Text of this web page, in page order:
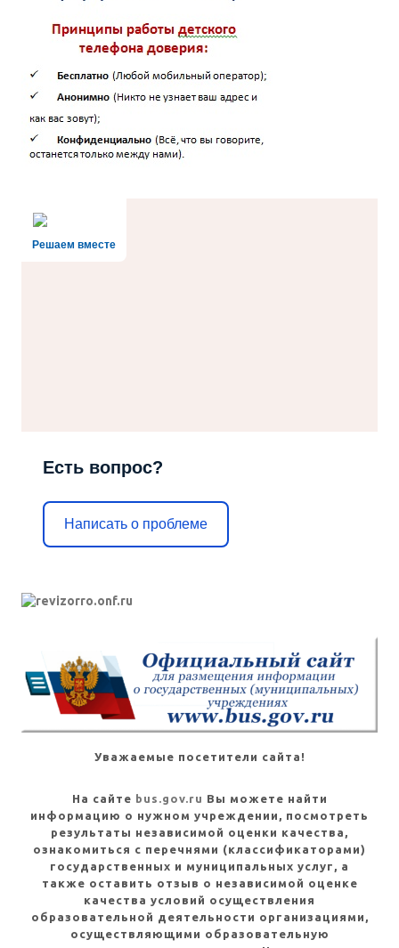
Решаем вместе
Есть вопрос?
Написать о проблеме
Уважаемые посетители сайта!
На сайте bus.gov.ru Вы можете найти
информацию о нужном учреждении, посмотреть
результаты независимой оценки качества,
ознакомиться с перечнями (классификаторами)
государственных и муниципальных услуг, а
также оставить отзыв о независимой оценке
качества условий осуществления
образовательной деятельности организациями,
осуществляющими образовательную